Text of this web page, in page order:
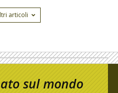
articoli
sul mondo